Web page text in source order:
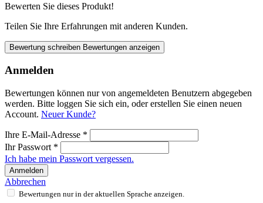
Bewerten Sie dieses Produkt!
Teilen Sie Ihre Erfahrungen mit anderen Kunden.
Bewertung schreiben Bewertungen anzeigen
Anmelden
Bewertungen können nur von angemeldeten Benutzern abgegeben
werden. Bitte loggen Sie sich ein, oder erstellen Sie einen neuen
Account. Neuer Kunde?
Ihre E-Mail-Adresse *
Ihr Passwort *
Ich habe mein Passwort vergessen.
Anmelden
Abbrechen
Bewertungen nur in der aktuellen Sprache anzeigen.